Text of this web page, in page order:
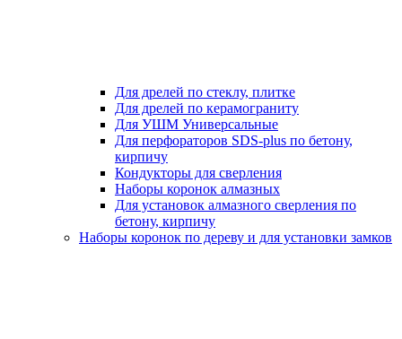
Для дрелей по стеклу, плитке
Для дрелей по керамограниту
Для УШМ Универсальные
Для перфораторов SDS-plus по бетону,
кирпичу
Кондукторы для сверления
Наборы коронок алмазных
Для установок алмазного сверления по
бетону, кирпичу
Наборы коронок по дереву и для установки замков